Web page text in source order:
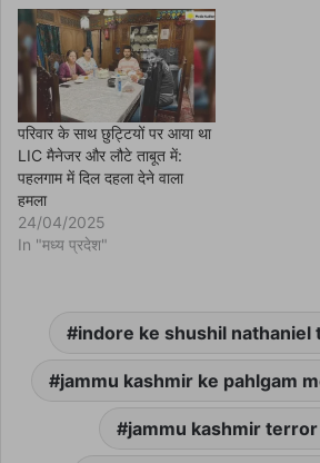
o
w
)
परिवार के साथ छुट्टियों पर आया था
LIC मैनेजर और लौटे ताबूत में:
पहलगाम में दिल दहला देने वाला
हमला
24/04/2025
In "मध्य प्रदेश"
indore ke shushil
jammu kashmir ke pahlgam
jammu kashmir